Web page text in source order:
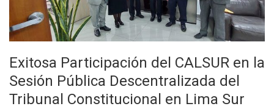
Exitosa Participación del CALSUR en la
Sesión Pública Descentralizada del
Tribunal Constitucional en Lima Sur